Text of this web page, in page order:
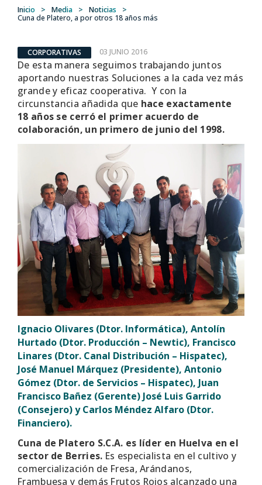
Inicio > Media > Noticias
>
Cuna de Platero, a por otros 18 años más
CORPORATIVAS 03 JUNIO 2016
De esta manera seguimos trabajando juntos
aportando nuestras Soluciones a la cada vez más
grande y eficaz cooperativa. Y con la
circunstancia añadida que hace exactamente
18 años se cerró el primer acuerdo de
colaboración, un primero de junio del 1998.
Ignacio Olivares (Dtor. Informática), Antolín
Hurtado (Dtor. Producción – Newtic), Francisco
Linares (Dtor. Canal Distribución – Hispatec),
José Manuel Márquez (Presidente), Antonio
Gómez (Dtor. de Servicios – Hispatec), Juan
Francisco Bañez (Gerente) José Luis Garrido
(Consejero) y Carlos Méndez Alfaro (Dtor.
Financiero).
Cuna de Platero S.C.A. es líder en Huelva en el
sector de Berries. Es especialista en el cultivo y
comercialización de Fresa, Arándanos,
Frambuesa y demás Frutos Rojos alcanzado una